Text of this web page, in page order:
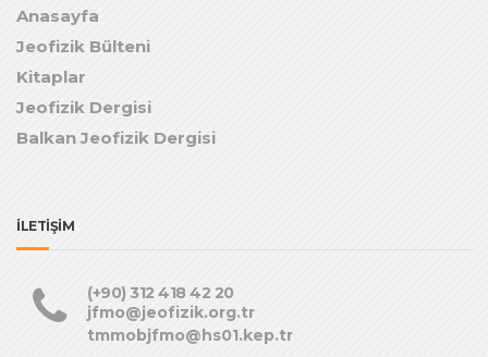
Anasayfa
Jeofizik Bülteni
Kitaplar
Jeofizik Dergisi
Balkan Jeofizik Dergisi
İLETİŞİM
(+90) 312 418 42 20
jfmo@jeofizik.org.tr
tmmobjfmo@hs01.kep.tr